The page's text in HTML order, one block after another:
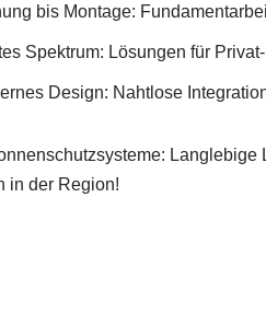
bis Montage:
Spektrum: Lösungen für
Design: Nahtlose
in der Region!